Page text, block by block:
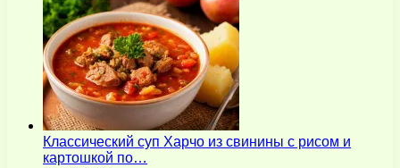
Классический суп Харчо из свинины с рисом и
картошкой по…